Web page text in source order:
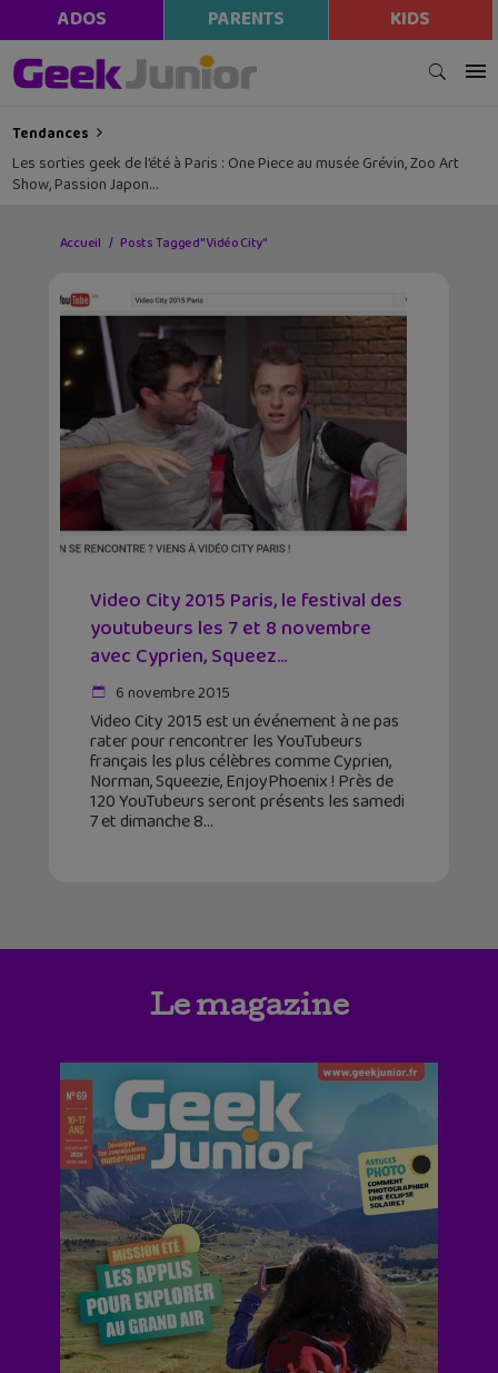
ADOS PARENTS KIDS
Tendances
Les sorties geek de l’été à Paris : One Piece au musée Grévin, Zoo Art
Show, Passion Japon…
Accueil Posts Tagged "Vidéo City"
Video City 2015 Paris, le festival des
youtubeurs les 7 et 8 novembre
avec Cyprien, Squeez...
6 novembre 2015
Video City 2015 est un événement à ne pas
rater pour rencontrer les YouTubeurs
français les plus célèbres comme Cyprien,
Norman, Squeezie, EnjoyPhoenix ! Près de
120 YouTubeurs seront présents les samedi
7 et dimanche 8
Le magazine